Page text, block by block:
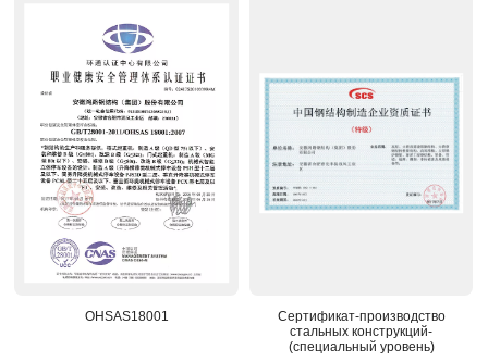
OHSAS18001
Сертификат-производство
стальных конструкций-
(специальный уровень)